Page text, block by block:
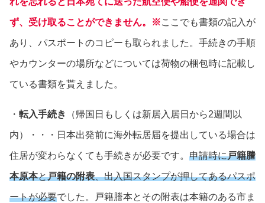
ず、受け取ることができません。 ※ここでも書類の記入が
あり、パスポートのコピーも取られました。手続きの手順
やカウンターの場所などについては荷物の梱包時に記載し
ている書類を貰えました。
・ 転入手続き （帰国日もしくは新居入居日から2週間以
内）・・・日本出発前に海外転居届を提出している場合は
住居が変わらなくても手続きが必要です。 申請時に戸籍謄
本原本と戸籍の附表、出入国スタンプが押してあるパスポ
ートが必要でした。戸籍謄本とその附表は本籍のある市ま